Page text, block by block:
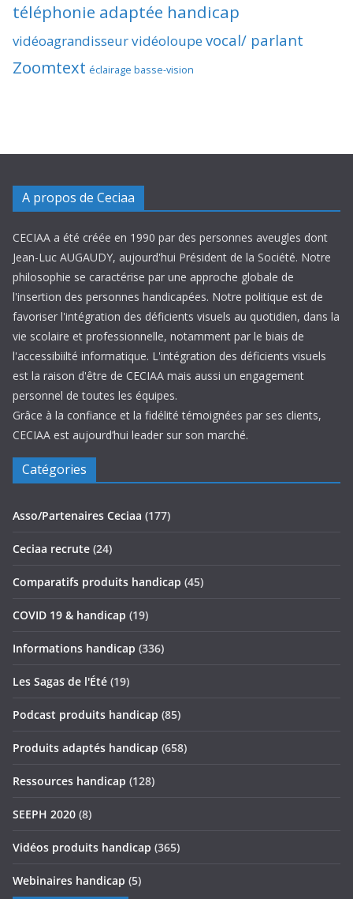
téléphonie adaptée handicap
vidéoagrandisseurvidéoloupevocal/ parlant
Zoomtext éclairage basse-vision
A propos de Ceciaa
CECIAA a été créée en 1990 par des personnes aveugles dont
Jean-Luc AUGAUDY, aujourd'hui Président de la Société. Notre
philosophie se caractérise par une approche globale de
l'insertion des personnes handicapées. Notre politique est de
favoriser l'intégration des déficients visuels au quotidien, dans la
vie scolaire et professionnelle, notamment par le biais de
l'accessibiilté informatique. L'intégration des déficients visuels
est la raison d'être de CECIAA mais aussi un engagement
personnel de toutes les équipes.
Grâce à la confiance et la fidélité témoignées par ses clients,
CECIAA est aujourd’hui leader sur son marché.
Catégories
Asso/Partenaires Ceciaa (177)
Ceciaa recrute (24)
Comparatifs produits handicap (45)
COVID 19 & handicap (19)
Informations handicap (336)
Les Sagas de l'Été (19)
Podcast produits handicap (85)
Produits adaptés handicap (658)
Ressources handicap (128)
SEEPH 2020 (8)
Vidéos produits handicap (365)
Webinaires handicap (5)